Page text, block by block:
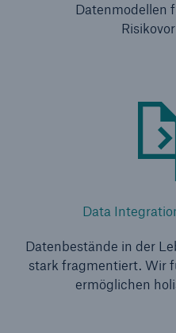
Datenmodellen
Data
Datenbestände in der
stark fragmentiert. Wir
ermöglichen
Rückversicherung Leben/
MIRA Digital Suite